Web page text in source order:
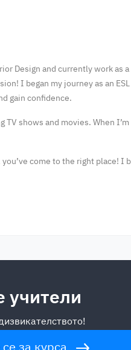
Design and currently work as
I began my journey as an
gain confidence.
shows and movies. When
come to the right place! I
учители
за курса